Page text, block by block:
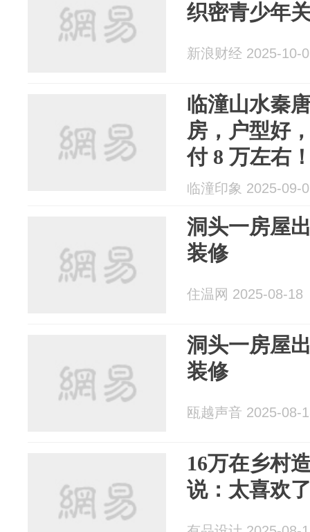
织密青少年
新浪财经 2025-10-
临潼山水秦
房，户型好
付 8 万左右
临潼印象 2025-09-
洞头一房屋
装修
住温网 2025-08-18
洞头一房屋
装修
瓯越声音 2025-08-
16万在乡村
说：太喜欢